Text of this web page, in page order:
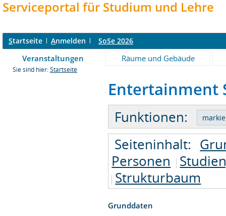
Serviceportal für Studium und Lehre
Startseite Anmelden SoSe 2026
Veranstaltungen Räume und Gebäude
Sie sind hier: Startseite
Entertainment
Funktionen:
Seiteninhalt:
Personen
Strukturbaum
Grunddaten